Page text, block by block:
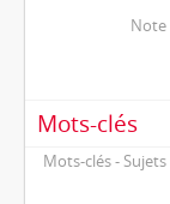
Note
Mots-clés
Mots-clés - Sujets